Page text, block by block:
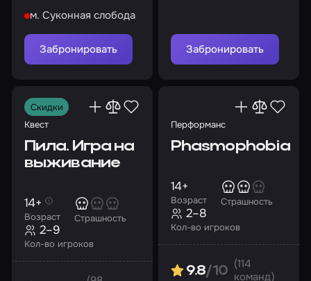
м. Суконная слобода
Забронировать Забронировать
Скидки
Квест
Пила. Игра на
выживание
Возраст
14+
Страшность
Кол-во игроков
2–9
Перформанс
Phasmophobia
Возраст
14+
Страшность
Кол-во игроков
2–8
9.8/10
(114
команд)